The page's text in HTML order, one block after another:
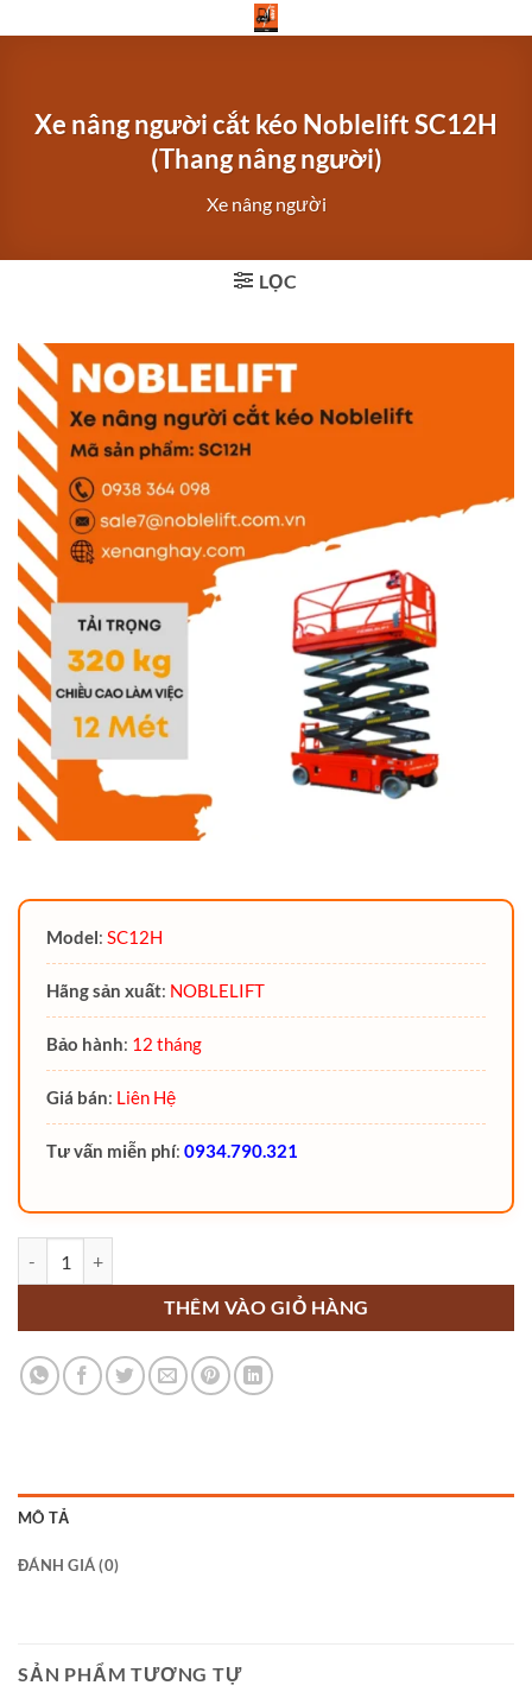
qua
Xe nâng người cắt kéo Noblelift SC12H
(Thang nâng người)
Xe nâng người
LỌC
Model: SC12H
Hãng sản xuất: NOBLELIFT
Bảo hành: 12 tháng
Giá bán: Liên Hệ
Tư vấn miễn phí: 0934.790.321
THÊM VÀO GIỎ HÀNG
MÔ TẢ
ĐÁNH GIÁ (0)
SẢN PHẨM TƯƠNG TỰ